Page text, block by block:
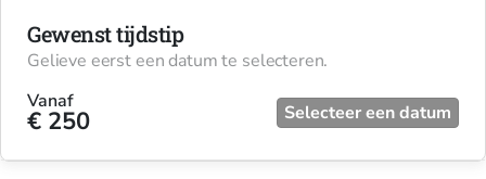
Gewenst tijdstip
Gelieve eerst een datum te selecteren.
Vanaf
€ 250 Selecteer een datum